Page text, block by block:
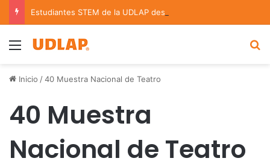
Menu
Inicio /40 Muestra Nacional de Teatro
40 Muestra
Nacional de Teatro